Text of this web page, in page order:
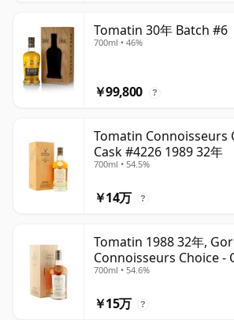
Tomatin 30年 Batch #6
700ml • 46%
￥99,800 ?
Tomatin Connoisseurs
Cask #4226 1989 32年
700ml • 54.5%
￥14万 ?
Tomatin 1988 32年,
Connoisseurs Choice -
700ml • 54.6%
￥15万 ?